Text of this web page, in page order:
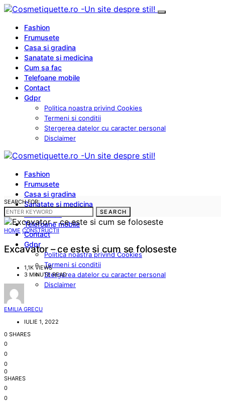
Fashion
Frumusete
Casa si gradina
Sanatate si medicina
Cum sa fac
Telefoane mobile
Contact
Gdpr
Politica noastra privind Cookies
Termeni si conditii
Stergerea datelor cu caracter personal
Disclaimer
Fashion
Frumusete
Casa si gradina
Sanatate si medicina
Cum sa fac
Telefoane mobile
Contact
Gdpr
Politica noastra privind Cookies
Termeni si conditii
Stergerea datelor cu caracter personal
Disclaimer
SEARCH FOR:
SEARCH
HOME CONSTRUCTII
Excavator – ce este si cum se foloseste
1,1K VIEWS
3 MINUTE READ
EMILIA GRECU
IULIE 1, 2022
0 SHARES
0
0
0
0
SHARES
0
0